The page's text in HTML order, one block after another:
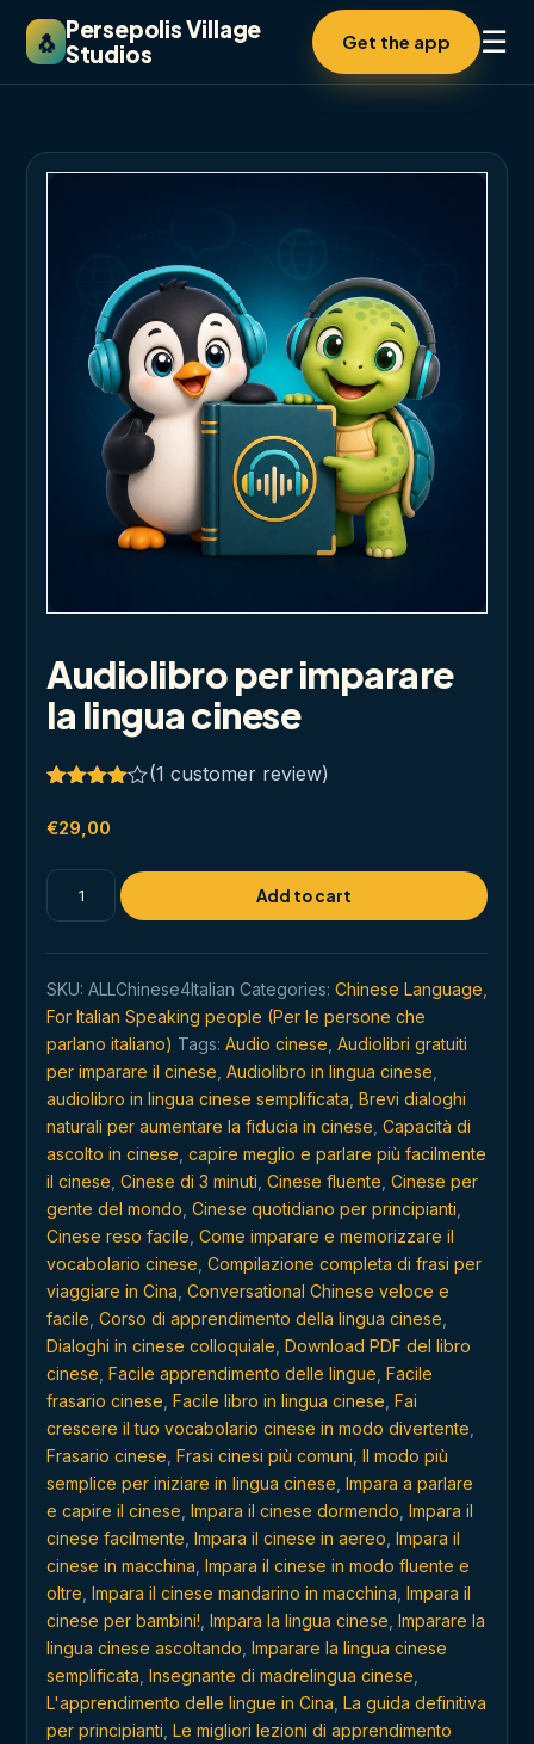
🐧 Persepolis Village
Studios
Get the app ☰
Audiolibro per imparare
la lingua cinese
4.00 out
of 5
on
customer
rating
(1 customer review)
€29,00
Audiolibro
per
lingua
cinese
quantity
Add to cart
SKU: ALLChinese4Italian Categories: Chinese Language
For Italian Speaking people (Per le persone che
parlano italiano) Tags: Audio cinese Audiolibri gratuiti
per imparare il cinese Audiolibro in lingua cinese
audiolibro in lingua cinese semplificata Brevi dialoghi
naturali per aumentare la fiducia in cinese Capacità di
ascolto in cinese capire meglio e parlare più facilmente
il cinese Cinese di 3 minuti Cinese fluente Cinese per
gente del mondo Cinese quotidiano per principianti
Cinese reso facile Come imparare e memorizzare il
vocabolario cinese Compilazione completa di frasi per
viaggiare in Cina Conversational Chinese veloce e
facile Corso di apprendimento della lingua cinese
Dialoghi in cinese colloquiale Download PDF del libro
cinese Facile apprendimento delle lingue Facile
frasario cinese Facile libro in lingua cinese Fai
crescere il tuo vocabolario cinese in modo divertente
Frasario cinese Frasi cinesi più comuni Il modo più
semplice per iniziare in lingua cinese Impara a parlare
e capire il cinese Impara il cinese dormendo Impara il
cinese facilmente Impara il cinese in aereo Impara il
cinese in macchina Impara il cinese in modo fluente e
oltre Impara il cinese mandarino in macchina Impara il
cinese per bambini! Impara la lingua cinese Imparare la
lingua cinese ascoltando Imparare la lingua cinese
semplificata Insegnante di madrelingua cinese
L'apprendimento delle lingue in Cina La guida definitiva
per principianti Le migliori lezioni di apprendimento